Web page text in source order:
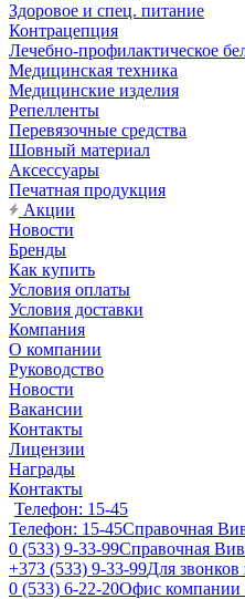
Здоровое и спец. питание
Контрацепция
Лечебно-профилактическое
Медицинская техника
Медицинские изделия
Репелленты
Перевязочные средства
Шовный материал
Аксессуары
Печатная продукция
Акции
Новости
Бренды
Как купить
Условия оплаты
Условия доставки
Компания
О компании
Руководство
Новости
Вакансии
Контакты
Лицензии
Награды
Контакты
Телефон: 15-45
Телефон: 15-45Справочная
0 (533) 9-33-99Справочная
+373 (533) 9-33-99Для звонков
0 (533) 6-22-20Офис